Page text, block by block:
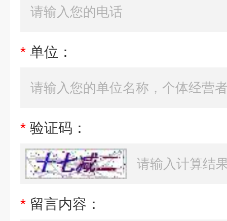
* 单位：
* 验证码：
* 留言内容：